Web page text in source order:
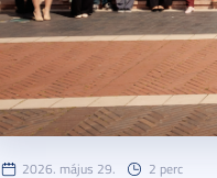
2026. május 29. 2 perc